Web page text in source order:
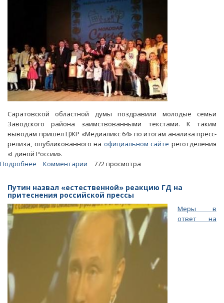
Саратовской областной думы поздравили молодые семьи
Заводского района заимствованными текстами. К таким
выводам пришел ЦЖР «Медиаликс 64» по итогам анализа пресс-
релиза, опубликованного на официальном сайте реготделения
«Единой России».
Подробнее
«украл»
поздравление
для
Заводского
Комментарии 772 просмотра
Путин назвал «естественной» реакцию ГД на
притеснения российской прессы
Меры в
ответ на